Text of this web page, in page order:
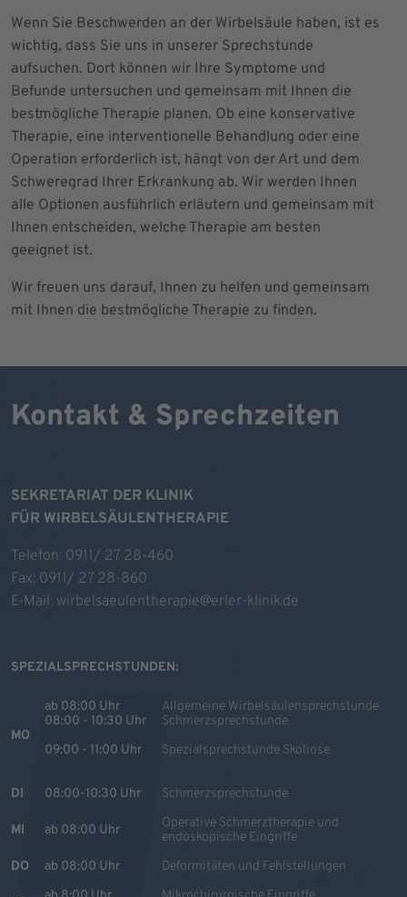
Wenn Sie Beschwerden an der Wirbelsäule haben, ist es
wichtig, dass Sie uns in unserer Sprechstunde
aufsuchen. Dort können wir Ihre Symptome und
Befunde untersuchen und gemeinsam mit Ihnen die
bestmögliche Therapie planen. Ob eine konservative
Therapie, eine interventionelle Behandlung oder eine
Operation erforderlich ist, hängt von der Art und dem
Schweregrad Ihrer Erkrankung ab. Wir werden Ihnen
alle Optionen ausführlich erläutern und gemeinsam mit
Ihnen entscheiden, welche Therapie am besten
geeignet ist.
Wir freuen uns darauf, Ihnen zu helfen und gemeinsam
mit Ihnen die bestmögliche Therapie zu finden.
Kontakt & Sprechzeiten
SEKRETARIAT DER KLINIK
FÜR WIRBELSÄULENTHERAPIE
Telefon: 0911/ 27 28-460
Fax: 0911/ 27 28-860
E-Mail: wirbelsaeulentherapie@erler-klinik.de
SPEZIALSPRECHSTUNDEN:
MO
ab 08:00 Uhr
08:00 - 10:30 Uhr
09:00 - 11:00 Uhr
Allgemeine Wirbelsäulensprechstunde
Schmerzsprechstunde
Spezialsprechstunde Skoliose
DI 08:00-10:30 Uhr Schmerzsprechstunde
MI ab 08:00 Uhr
Operative Schmerztherapie und
endoskopische Eingriffe
DO
ab 08:00 Uhr Deformitäten und Fehlstellungen